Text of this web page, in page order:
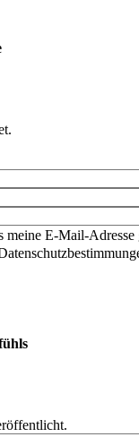
meine E-Mail-